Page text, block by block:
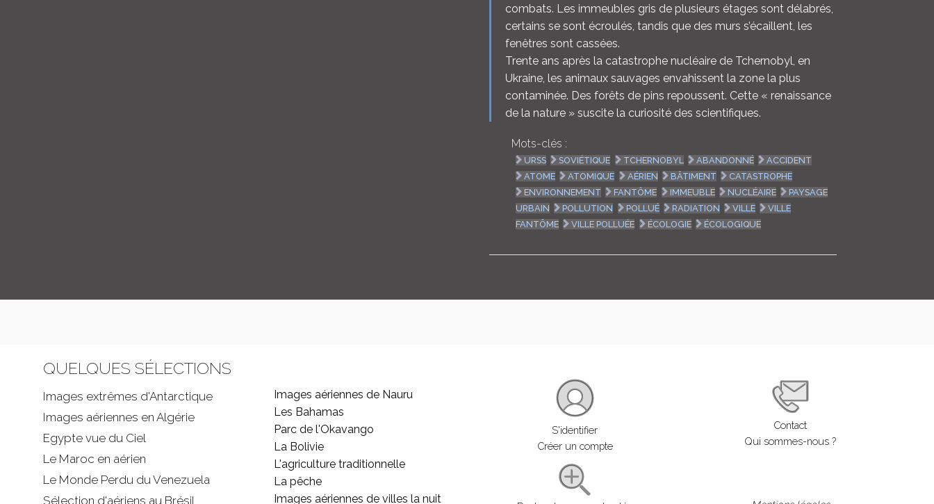
combats. Les immeubles gris de plusieurs étages sont délabrés,
certains se sont écroulés, tandis que des murs s’écaillent, les
fenêtres sont cassées.
Trente ans après la catastrophe nucléaire de Tchernobyl, en
Ukraine, les animaux sauvages envahissent la zone la plus
contaminée. Des forêts de pins repoussent. Cette « renaissance
de la nature » suscite la curiosité des scientifiques.
Mots-clés :
URSS SOVIÉTIQUE TCHERNOBYL ABANDONNÉ
ACCIDENT
ATOME
ATOMIQUE AÉRIEN BÂTIMENT
CATASTROPHE
ENVIRONNEMENT
FANTÔME IMMEUBLE NUCLÉAIRE
PAYSAGE
URBAIN
POLLUTION POLLUÉ RADIATION VILLE
VILLE
FANTÔME
VILLE POLLUÉE ÉCOLOGIE ÉCOLOGIQUE
QUELQUES SÉLECTIONS
Images extrêmes d'Antarctique
Images aériennes en Algérie
Egypte vue du Ciel
Le Maroc en aérien
Le Monde Perdu du Venezuela
Sélection d'aériens au Brésil
Images aériennes de Nauru
Les Bahamas
Parc de l'Okavango
La Bolivie
L'agriculture traditionnelle
La pêche
Images aériennes de villes la nuit
S'identifier
Créer un compte
Contact
Qui sommes-nous ?